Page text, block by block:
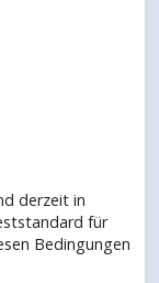
derzeit in
für
Bedingungen